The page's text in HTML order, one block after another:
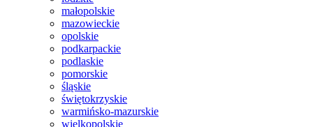
małopolskie
mazowieckie
opolskie
podkarpackie
podlaskie
pomorskie
śląskie
świętokrzyskie
warmińsko-mazurskie
wielkopolskie